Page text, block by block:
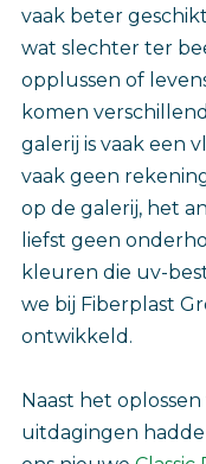
vaak beter
wat slechter ter
opplussen of
komen
galerij is vaak een
vaak geen
op de galerij, het
liefst geen
kleuren die uv-
we bij Fiberplast
ontwikkeld.
Naast het
uitdagingen